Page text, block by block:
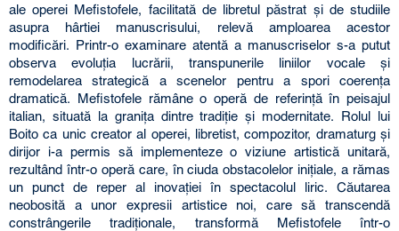
ale operei Mefistofele, facilitată de libretul păstrat şi de studiile
asupra hârtiei manuscrisului, relevă amploarea acestor
modificări. Printr-o examinare atentă a manuscriselor s-a putut
observa evoluţia lucrării, transpunerile liniilor vocale şi
remodelarea strategică a scenelor pentru a spori coerenţa
dramatică. Mefistofele rămâne o operă de referinţă în peisajul
italian, situată la graniţa dintre tradiţie şi modernitate. Rolul lui
Boito ca unic creator al operei, libretist, compozitor, dramaturg şi
dirijor i-a permis să implementeze o viziune artistică unitară,
rezultând într-o operă care, în ciuda obstacolelor iniţiale, a rămas
un punct de reper al inovaţiei în spectacolul liric. Căutarea
neobosită a unor expresii artistice noi, care să transcendă
constrângerile tradiţionale, transformă Mefistofele într-o